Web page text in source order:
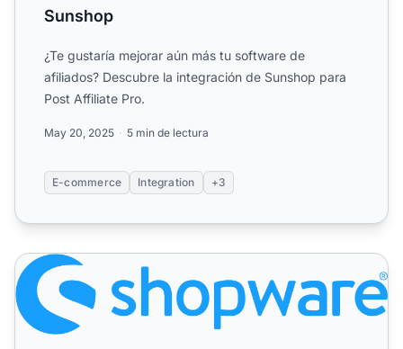
Sunshop
¿Te gustaría mejorar aún más tu software de
afiliados? Descubre la integración de Sunshop para
Post Affiliate Pro.
May 20, 2025 5 min de lectura
E-commerce Integration +3
Shopware